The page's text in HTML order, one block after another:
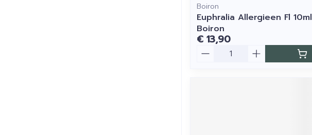
Boiron
Euphralia Allergieen Fl 10ml
Boiron
€ 13,90